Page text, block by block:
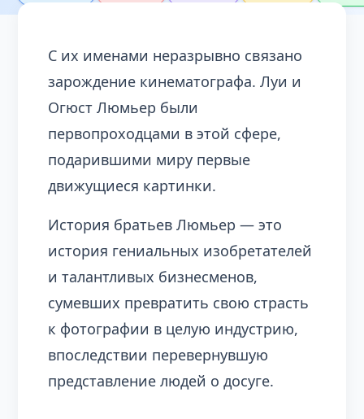
С их именами неразрывно связано
зарождение кинематографа. Луи и
Огюст Люмьер были
первопроходцами в этой сфере,
подарившими миру первые
движущиеся картинки.
История братьев Люмьер — это
история гениальных изобретателей
и талантливых бизнесменов,
сумевших превратить свою страсть
к фотографии в целую индустрию,
впоследствии перевернувшую
представление людей о досуге.